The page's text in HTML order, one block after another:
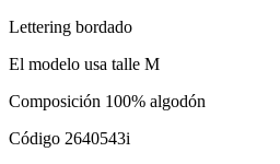
Lettering bordado
El modelo usa talle M
Composición 100% algodón
Código 2640543i